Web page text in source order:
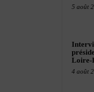
5 août
Loire-
4 août